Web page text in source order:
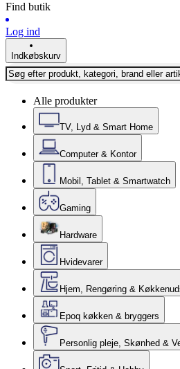
Find butik
Log ind
Indkøbskurv
Alle produkter
TV, Lyd & Smart Home
Computer & Kontor
Mobil, Tablet & Smartwatch
Gaming
Hardware
Hvidevarer
Hjem, Rengøring &
Epoq køkken & bryggers
Personlig pleje, Skønhed &